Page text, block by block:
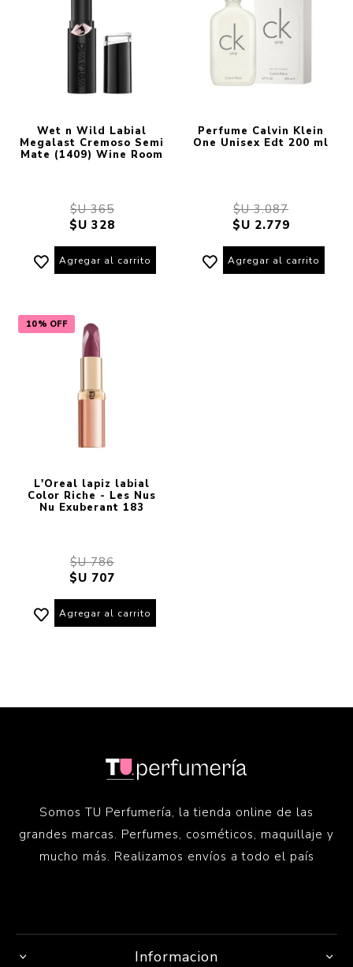
Wet n Wild Labial
Megalast Cremoso Semi
Mate (1409) Wine Room
$U 365
$U 328
Agregar al carrito
Perfume Calvin Klein
One Unisex Edt 200 ml
$U 3.087
$U 2.779
Agregar al carrito
10% OFF
L'Oreal lapiz labial
Color Riche - Les Nus
Nu Exuberant 183
$U 786
$U 707
Agregar al carrito
Somos TU Perfumería, la tienda online de las
grandes marcas. Perfumes, cosméticos, maquillaje y
mucho más. Realizamos envíos a todo el país
Informacion